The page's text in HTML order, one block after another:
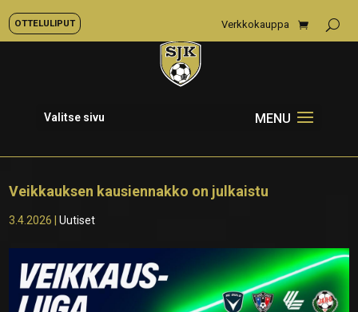
OTTELULIPUT Verkkokauppa
Valitse sivu
Veikkauksen kausiennakko on julkaistu
3.4.2026 |Uutiset